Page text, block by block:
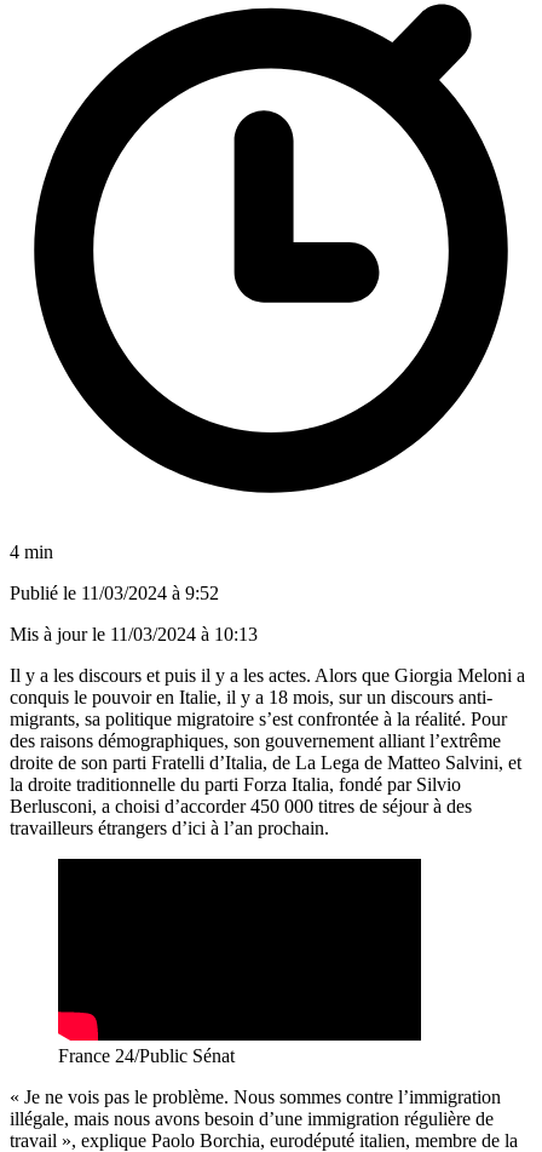
4 min
Publié le 11/03/2024 à 9:52
Mis à jour le 11/03/2024 à 10:13
Il y a les discours et puis il y a les actes. Alors que Giorgia Meloni a
conquis le pouvoir en Italie, il y a 18 mois, sur un discours anti-
migrants, sa politique migratoire s’est confrontée à la réalité. Pour
des raisons démographiques, son gouvernement alliant l’extrême
droite de son parti Fratelli d’Italia, de La Lega de Matteo Salvini, et
la droite traditionnelle du parti Forza Italia, fondé par Silvio
Berlusconi, a choisi d’accorder 450 000 titres de séjour à des
travailleurs étrangers d’ici à l’an prochain.
France 24/Public Sénat
« Je ne vois pas le problème. Nous sommes contre l’immigration
illégale, mais nous avons besoin d’une immigration régulière de
travail », explique Paolo Borchia, eurodéputé italien, membre de la